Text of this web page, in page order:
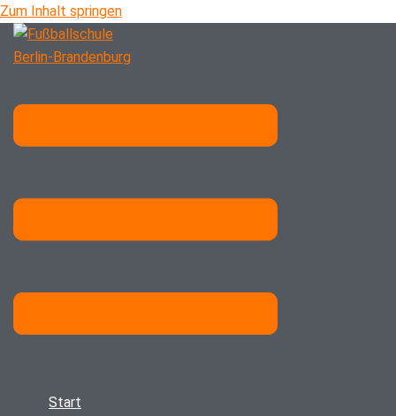
Zum Inhalt springen
Start